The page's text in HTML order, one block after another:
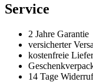
Service
2 Jahre Garantie
versicherter
kostenfreie
14 Tage